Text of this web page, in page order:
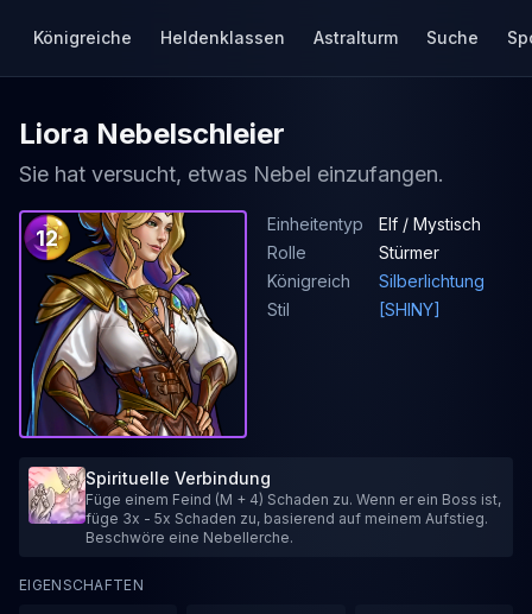
Königreiche Heldenklassen Astralturm Suche
Liora Nebelschleier
Sie hat versucht, etwas Nebel einzufangen.
12
Einheitentyp
Elf / Mystisch
Rolle
Stürmer
Königreich
Silberlichtung
Stil
[SHINY]
Spirituelle Verbindung
Füge einem Feind (M + 4) Schaden zu. Wenn er ein Boss ist,
füge 3x - 5x Schaden zu, basierend auf meinem Aufstieg.
Beschwöre eine Nebellerche.
EIGENSCHAFTEN